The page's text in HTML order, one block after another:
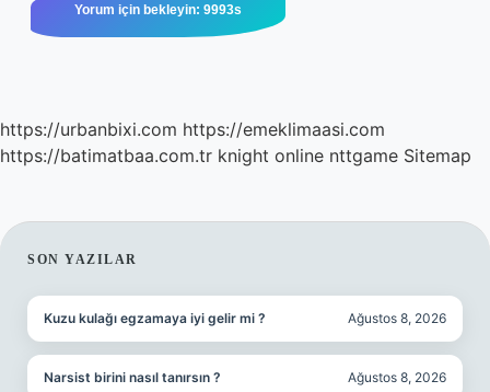
https://urbanbixi.com https://emeklimaasi.com
https://batimatbaa.com.tr knight online nttgame Sitemap
SIDEBAR
SON YAZILAR
Kuzu kulağı egzamaya iyi gelir mi ? Ağustos 8, 2026
Narsist birini nasıl tanırsın ? Ağustos 8, 2026